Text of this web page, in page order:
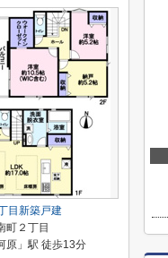
目新築戸建
町２丁目
原」駅 徒歩13分